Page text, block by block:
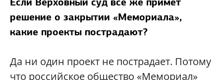
решение о закрытии «Мемориала»,
какие проекты пострадают?
Да ни один проект не пострадает. Потому
что российское общество «Мемориал»